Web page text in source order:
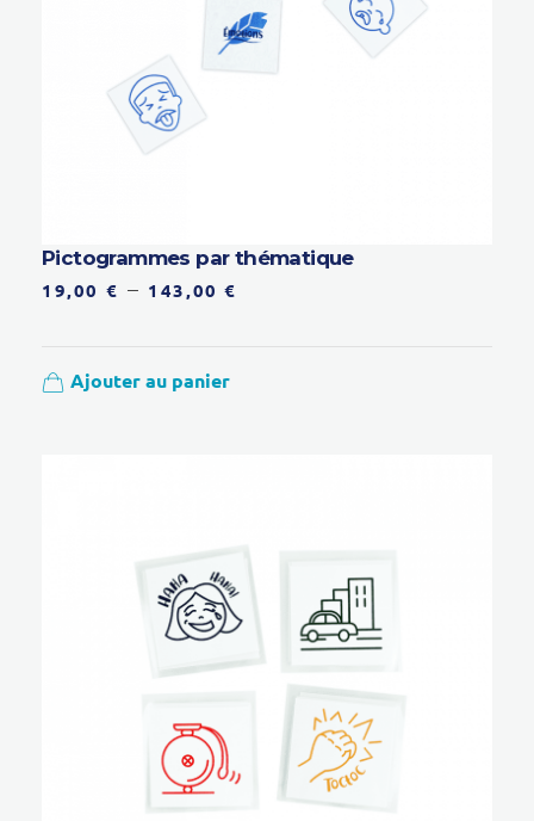
Pictogrammes par thématique
19,00 € – 143,00€
Ajouter au panier